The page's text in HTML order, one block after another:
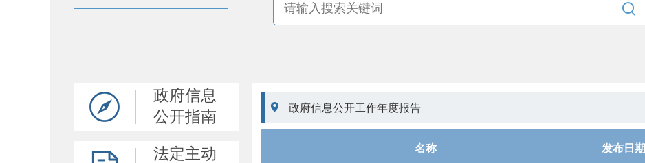

政府信息
公开指南
法定主动
 政府信息公开工作年度报告
名称 发布日期